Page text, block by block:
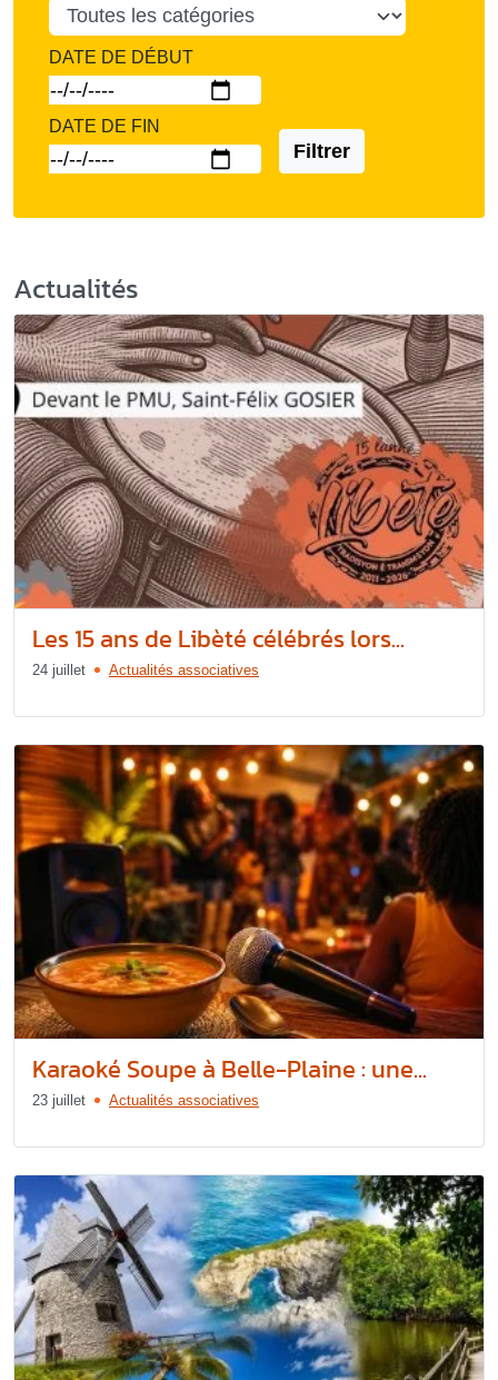
DATE DE DÉBUT
DATE DE FIN
Filtrer
Actualités
Les 15 ans de Libèté célébrés lors...
24 juillet Actualités associatives
Karaoké Soupe à Belle-Plaine : une...
23 juillet Actualités associatives